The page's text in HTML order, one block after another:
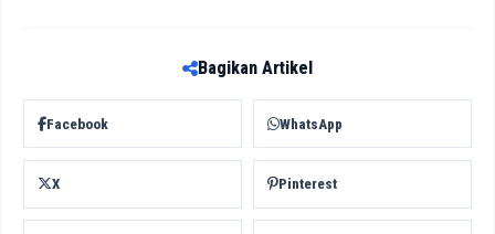
Bagikan Artikel
Facebook WhatsApp
X Pinterest